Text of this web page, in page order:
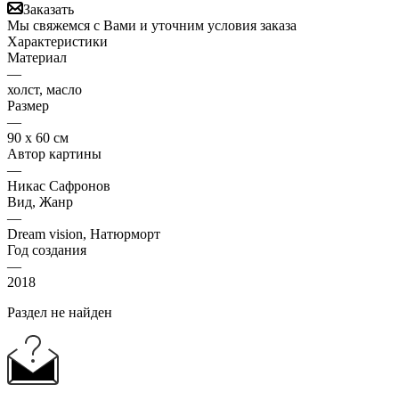
Заказать
Мы свяжемся с Вами и уточним условия заказа
Характеристики
Материал
—
холст, масло
Размер
—
90 х 60 см
Автор картины
—
Никас Сафронов
Вид, Жанр
—
Dream vision, Натюрморт
Год создания
—
2018
Раздел не найден